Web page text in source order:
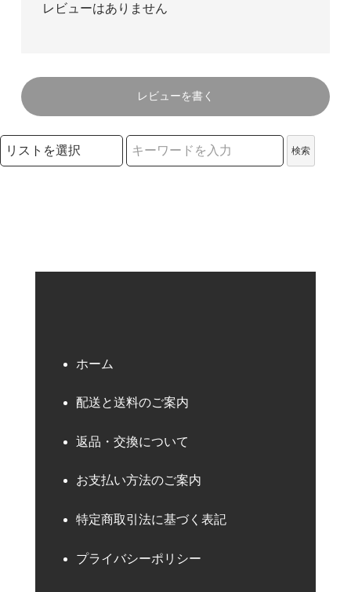
レビューはありません
レビューを書く
検索リストの選択
検索
ホーム
配送と送料のご案内
返品・交換について
お支払い方法のご案内
特定商取引法に基づく表記
プライバシーポリシー